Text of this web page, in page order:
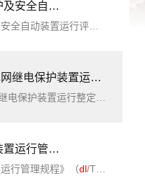
行评价规程》（
护装置运行整定规程》（
理规程》（
行管理规程》（dl/T2416-2021）【全文附高清无水印PDF+可编辑Word版下载】英文名称：Operating management code for on-site protection equipment简介：本文件规定了就地化继电保护装置及其相关设备(以下简称就地化保护)在职责分工、